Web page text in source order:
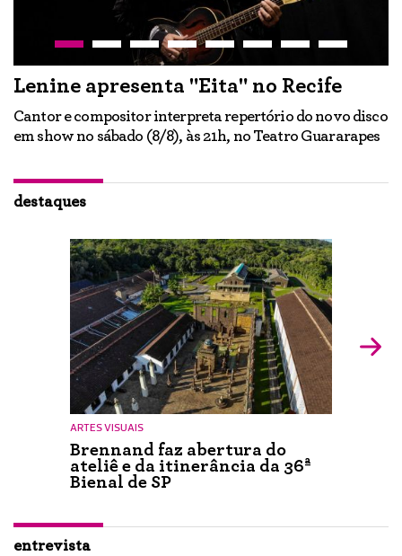
Lenine apresenta "Eita" no Recife
Cantor e compositor interpreta repertório do novo disco
em show no sábado (8/8), às 21h, no Teatro Guararapes
destaques
ARTES VISUAIS
Brennand faz abertura do
ateliê e da itinerância da 36ª
Bienal de SP
entrevista